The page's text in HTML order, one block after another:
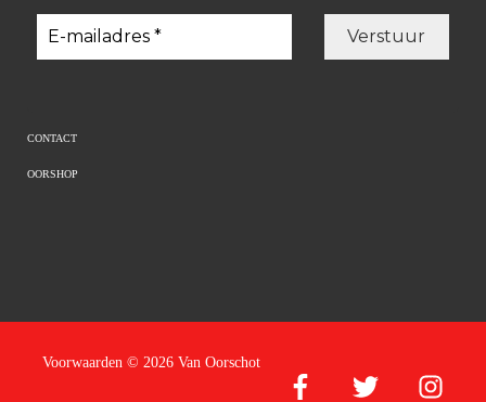
CONTACT
OORSHOP
Voorwaarden © 2026 Van Oorschot
Facebook
Twitter Instagram